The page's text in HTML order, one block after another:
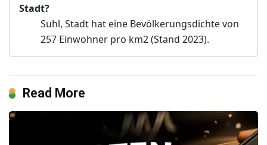
Stadt?
Suhl, Stadt hat eine Bevölkerungsdichte von
257 Einwohner pro km2 (Stand 2023).
Read More